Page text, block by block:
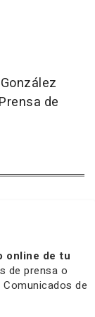
de
online de tu
de prensa o
de